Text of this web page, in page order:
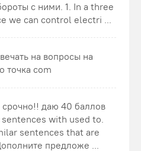
с ними. 1. In a three
we can control electri ...
на вопросы на
точка com
даю 40 баллов
with used to.
sentences that are
предложе ...